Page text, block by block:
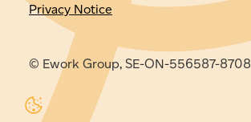
© Ework Group, SE-ON-556587-8708
Privacy Notice